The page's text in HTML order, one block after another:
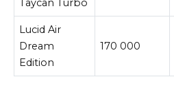
Taycan Turbo
Lucid Air
Dream
Edition
170 000